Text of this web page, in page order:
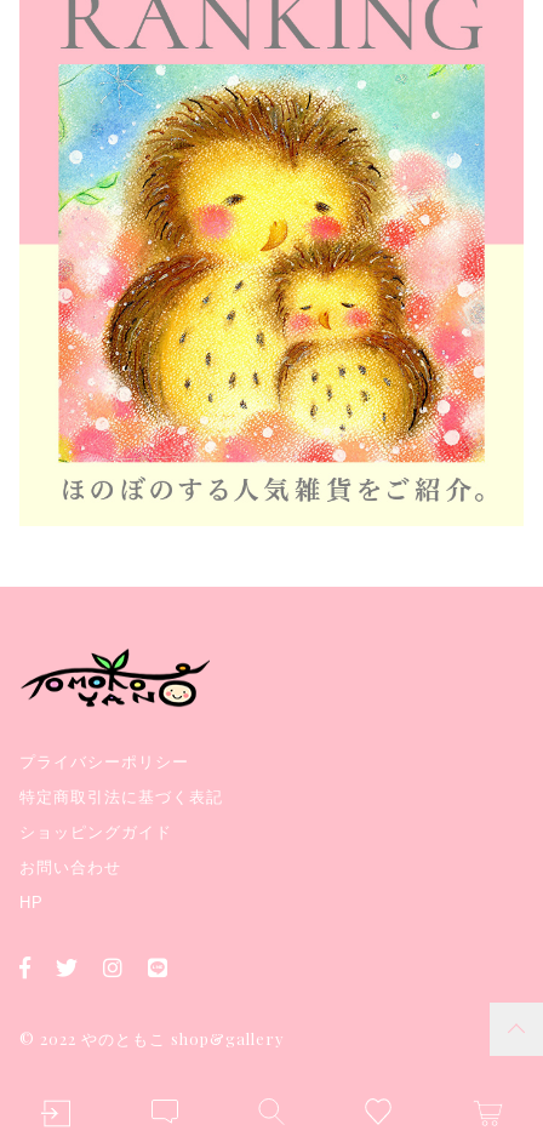
プライバシーポリシー
特定商取引法に基づく表記
ショッピングガイド
お問い合わせ
HP
© 2022 やのともこ shop&gallery